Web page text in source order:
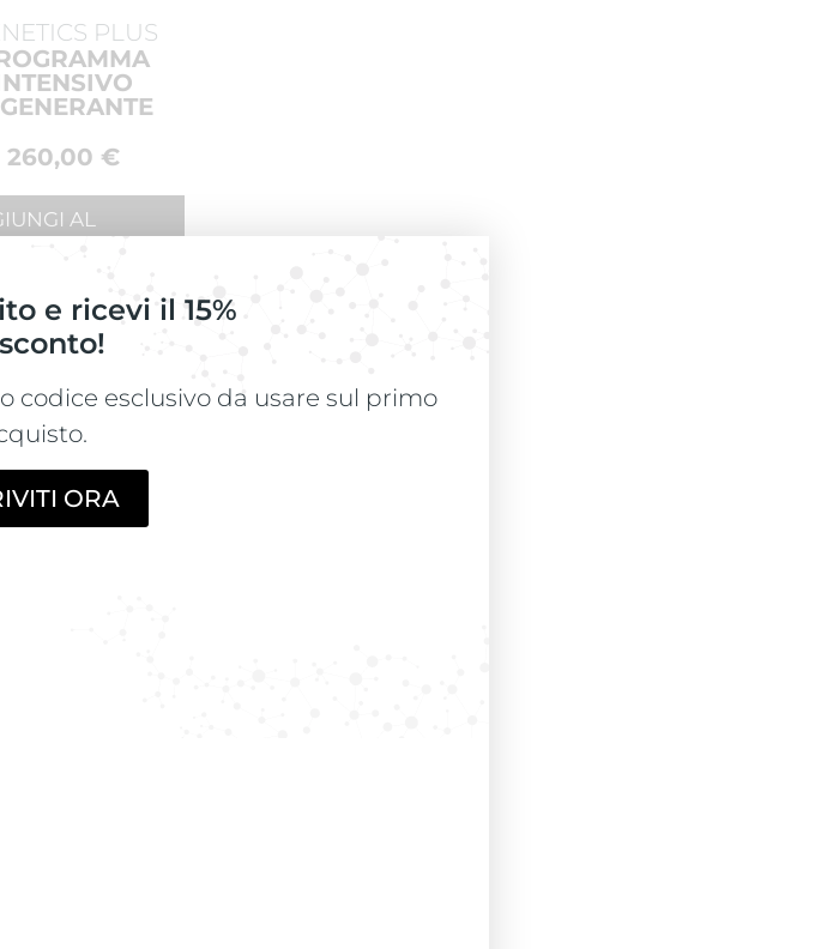
PLUS
– FIALE
E LOZIONE
260,00 €
AL
e ricevi il 15%
codice esclusivo da usare sul primo
ORA